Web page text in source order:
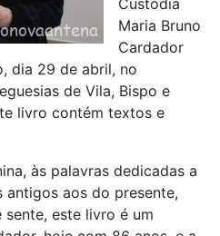
Maria Bruno
Cardador
dia 29 de abril, no
de Vila, Bispo e
livro contém textos e
às palavras dedicadas a
aos do presente,
sente, este livro é um